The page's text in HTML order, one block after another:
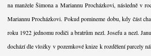
na manžele Šimona a Mariannu Procházkovi, následně v
Mariannu Procházkovi. Pokud pomineme dobu, kdy část
roku 1922 jednomu rodiči a bratrům nezl. Josefu a nezl.
dochází dle vložky v pozemkové knize k rozdělení parcely